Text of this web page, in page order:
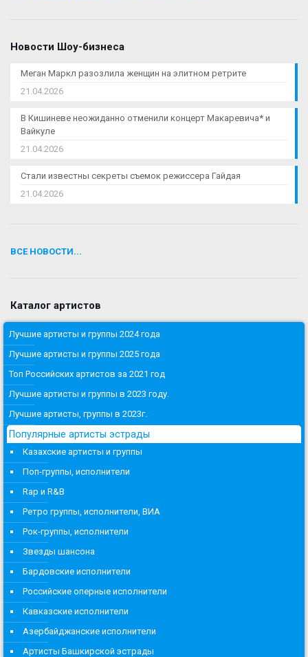
Новости Шоу-бизнеса
Меган Маркл разозлила женщин на элитном ретрите
21.04.2026
В Кишиневе неожиданно отменили концерт Макаревича* и
Вайкуле
21.04.2026
Стали известны секреты съемок режиссера Гайдая
21.04.2026
ВСЕ НОВОСТИ...
Каталог артистов
Лучшие артисты и группы 2024 года
Лучшие артисты и группы 2025 года
Топ Российских артистов за 2021 год
Лучшие артисты и группы в 2023 году.
Лучшие артисты, группы в 2023г.
Популярные артисты эстрады
Казахские артисты и группы
Поп-группы, исполнители
Rap и R&B
Ретро группы, исполнители, ВИА
Рок-группы, исполнители
Звезды шансона
Бардовские исполнители
Российские оперные исполнители
Кавказские исполнители
Азербайджанские исполнители
Артисты Башкирской эстрады